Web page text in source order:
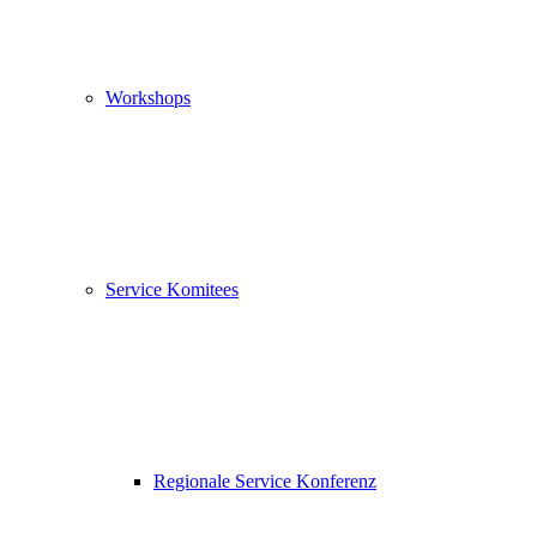
Workshops
Service Komitees
Regionale Service Konferenz